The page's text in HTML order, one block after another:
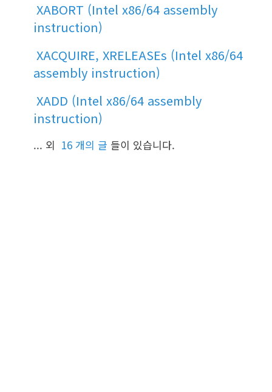
XABORT (Intel x86/64 assembly
instruction)
XACQUIRE, XRELEASEs (Intel x86/64
assembly instruction)
XADD (Intel x86/64 assembly
instruction)
... 외 16 개의 글 들이 있습니다.